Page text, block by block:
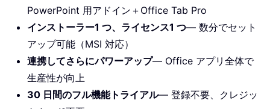
PowerPoint 用アドイン＋Office Tab Pro
インストーラー1 つ、ライセンス1 つ— 数分でセット
アップ可能（MSI 対応）
連携してさらにパワーアップ— Office アプリ全体で
生産性が向上
30 日間のフル機能トライアル— 登録不要、クレジッ